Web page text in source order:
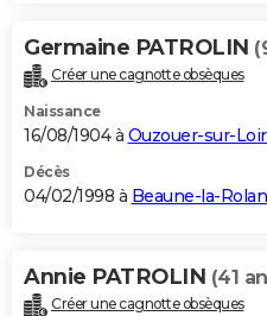
Germaine PATROLIN
Créer une cagnotte obsèques
Naissance
16/08/1904 à Ouzouer-sur-
Décès
04/02/1998 à Beaune-la-
Annie PATROLIN (41
Créer une cagnotte obsèques